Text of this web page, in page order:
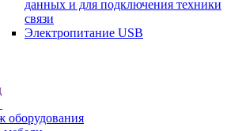
данных и для подключения техники
связи
Электропитание USB
оборудования